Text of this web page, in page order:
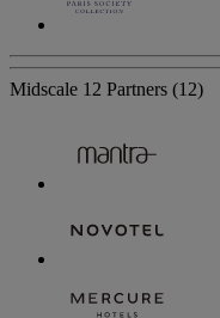
Midscale 12 Partners (12)